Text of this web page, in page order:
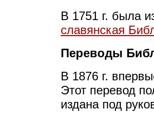
В 1751 г. была
славянская
Переводы
В 1876 г.
Этот перевод
издана под